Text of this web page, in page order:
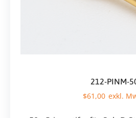
212-PINM-
$61,00